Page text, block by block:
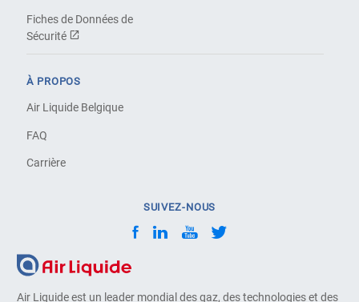
Air Liquide est un leader mondial des gaz, des technologies et des
Fiches de Données de
Sécurité
À PROPOS
Air Liquide Belgique
FAQ
Carrière
SUIVEZ-NOUS